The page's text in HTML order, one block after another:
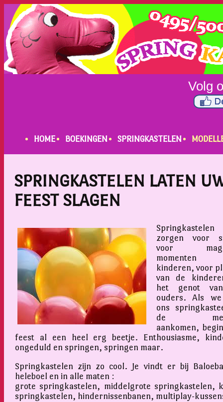
HOME BOEKINGEN SPRINGKASTELEN
SPRINGKASTELEN LATEN
FEEST SLAGEN
Springkastelen
zorgen voor
voor
momenten
kinderen, voor
van de
het genot
ouders. Als
ons
de
aankomen,
feest al een heel erg beetje. Enthousiasme,
ongeduld en springen, springen maar.
Springkastelen zijn zo cool. Je vindt er bij
heleboel en in alle maten :
grote springkastelen, middelgrote springkastelen,
springkastelen, hindernissenbanen, multiplay-